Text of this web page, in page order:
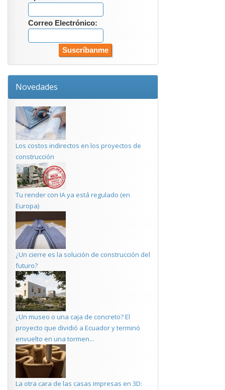
Correo Electrónico:
Novedades
Los costos indirectos en los proyectos de
construcción
Tu render con IA ya está regulado (en
Europa)
¿Un cierre es la solución de construcción del
futuro?
¿Un museo o una caja de concreto? El
proyecto que dividió a Ecuador y terminó
envuelto en una tormen...
La otra cara de las casas impresas en 3D: